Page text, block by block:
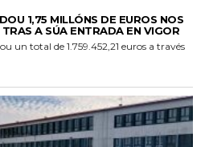
1,75 MILLÓNS DE EUROS NOS
A SÚA ENTRADA EN VIGOR
un total de 1.759.452,21 euros a través